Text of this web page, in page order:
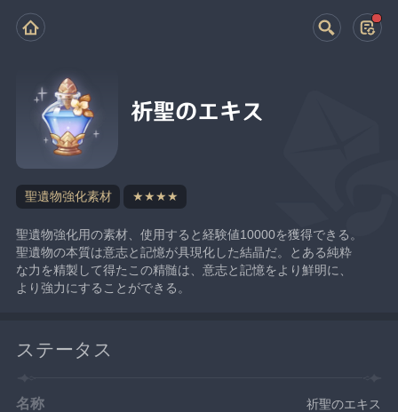
祈聖のエキス
聖遺物強化素材 ★★★★
聖遺物強化用の素材、使用すると経験値10000を獲得できる。
聖遺物の本質は意志と記憶が具現化した結晶だ。とある純粋
な力を精製して得たこの精髄は、意志と記憶をより鮮明に、
より強力にすることができる。
ステータス
名称 祈聖のエキス